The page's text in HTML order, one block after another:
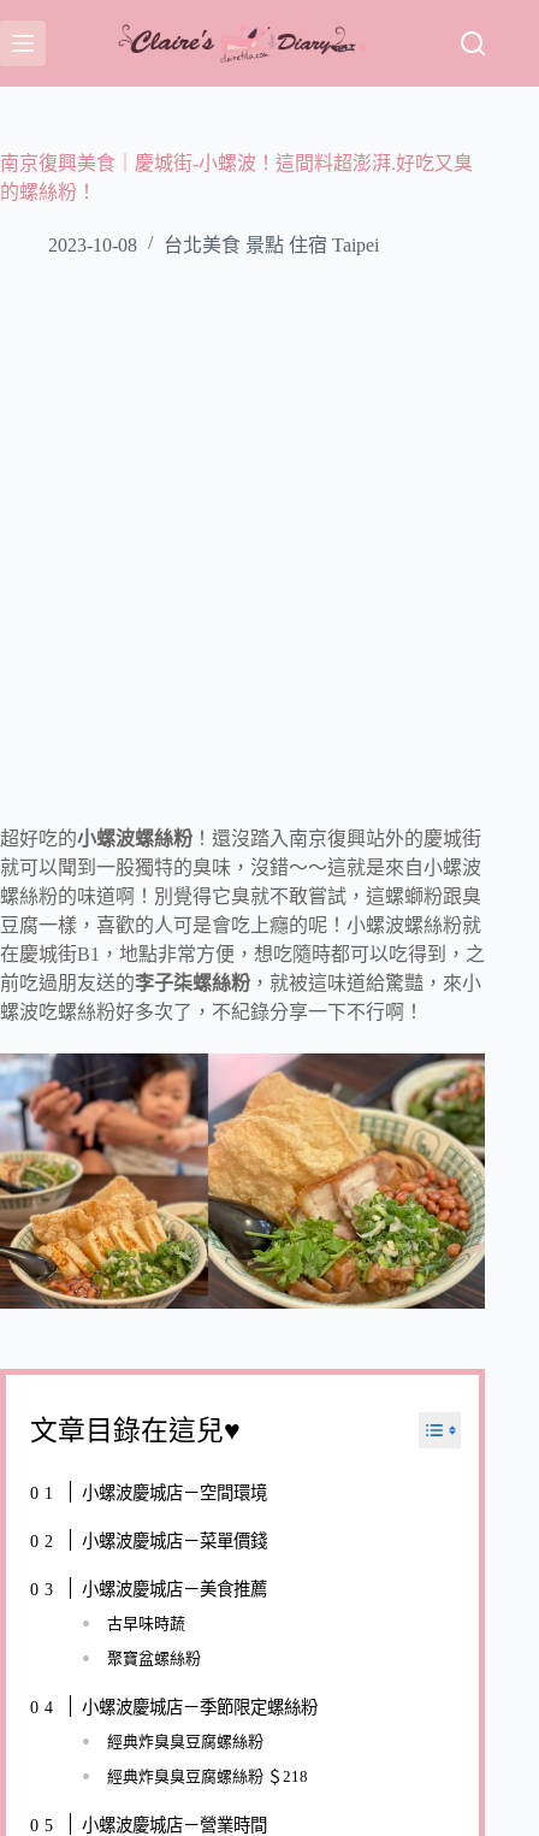
至
主
容
南京復興美食｜慶城街-小螺波！這間料超澎湃.好吃又臭
的螺絲粉！
2023-10-08 台北美食 景點 住宿 Taipei
超好吃的小螺波螺絲粉 ！還沒踏入南京復興站外的慶城街
就可以聞到一股獨特的臭味，沒錯～～這就是來自小螺波
螺絲粉的味道啊！別覺得它臭就不敢嘗試，這螺螄粉跟臭
豆腐一樣，喜歡的人可是會吃上癮的呢！小螺波螺絲粉就
在慶城街B1，地點非常方便，想吃隨時都可以吃得到，之
前吃過朋友送的李子柒螺絲粉 ，就被這味道給驚豔，來小
螺波吃螺絲粉好多次了，不紀錄分享一下不行啊！
文章目錄在這兒♥
小螺波慶城店－空間環境
小螺波慶城店－菜單價錢
小螺波慶城店－美食推薦
古早味時蔬
聚寶盆螺絲粉
小螺波慶城店－季節限定螺絲粉
經典炸臭臭豆腐螺絲粉
經典炸臭臭豆腐螺絲粉 ＄218
小螺波慶城店－營業時間